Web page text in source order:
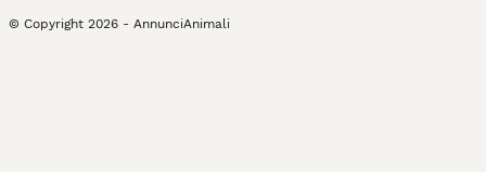
© Copyright 2026 - AnnunciAnimali